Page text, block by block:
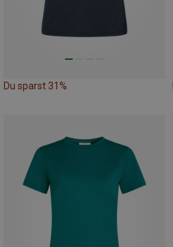
Du sparst 31%